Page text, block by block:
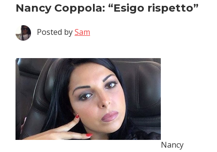
Nancy Coppola: “Esigo rispetto”
Posted bySam
Nancy